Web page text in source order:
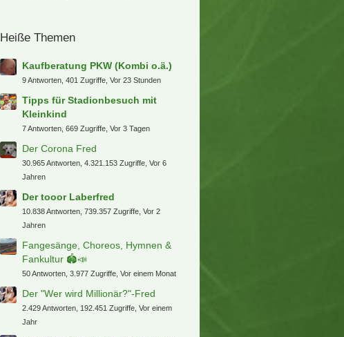
Heiße Themen
Kaufberatung PKW (Kombi o.ä.)
9 Antworten, 401 Zugriffe, Vor 23 Stunden
Tipps für Stadionbesuch mit
Kleinkind
7 Antworten, 669 Zugriffe, Vor 3 Tagen
Der Corona Fred
30.965 Antworten, 4.321.153 Zugriffe, Vor 6
Jahren
Der tooor Laberfred
10.838 Antworten, 739.357 Zugriffe, Vor 2
Jahren
Fangesänge, Choreos, Hymnen &
Fankultur 🏟️📣
50 Antworten, 3.977 Zugriffe, Vor einem Monat
Der "Wer wird Millionär?"-Fred
2.429 Antworten, 192.451 Zugriffe, Vor einem
Jahr